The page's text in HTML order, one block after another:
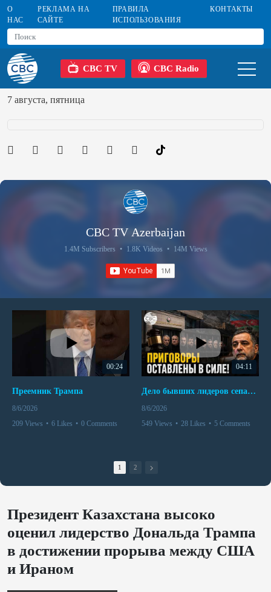
О
НАС
РЕКЛАМА НА
САЙТЕ
ПРАВИЛА
ИСПОЛЬЗОВАНИЯ
КОНТАКТЫ
CBC TV CBC Radio
7 августа, пятница
CBC TV Azerbaijan
1.4M Subscribers • 1.8K Videos • 14M Views
00:24
Преемник Трампа
8/6/2026
209 Views • 6 Likes • 0 Comments
04:11
Дело бывших лидеров сепаратистского режима в Карабахе
8/6/2026
549 Views • 28 Likes • 5 Comments
1 2
Президент Казахстана высоко
оценил лидерство Дональда Трампа
в достижении прорыва между США
и Ираном